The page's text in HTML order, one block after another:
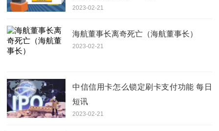
2023-02-21
海航董事长离奇死亡（海航董事长）
2023-02-21
中信信用卡怎么锁定刷卡支付功能 每日
短讯
2023-02-21